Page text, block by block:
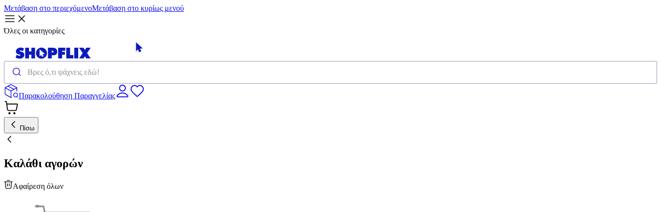
Μετάβαση στο περιεχόμενοΜετάβαση στο κυρίως μενού
Όλες οι κατηγορίες
Παρακολούθηση Παραγγελίας
Πίσω
Καλάθι αγορών
Αφαίρεση όλων